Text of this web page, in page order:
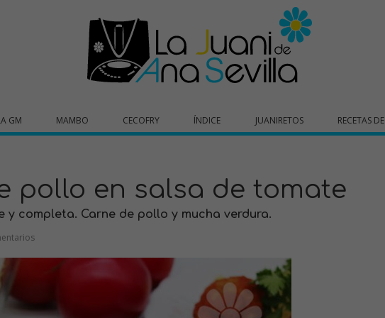
GM MAMBO CECOFRY ÍNDICE JUANIRETOS RECETAS DE
pollo en salsa de tomate
completa. Carne de pollo y mucha verdura.